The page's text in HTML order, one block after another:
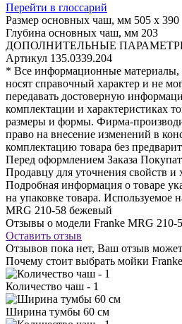
Перейти в глоссарий
Размер основных чаш, мм 505 х 390
Глубина основных чаш, мм 203
ДОПОЛНИТЕЛЬНЫЕ
Артикул 135.0339.204
* Все информационные материалы,
носят справочный характер и не
передавать достоверную
комплектации и характеристиках
размеры и формы. Фирма-
право на внесение изменений в
комплектацию товара без
Перед оформлением Заказа
Продавцу для уточнения свойств и
Подробная информация о товаре
на упаковке товара. Используемое
MRG 210-58 бежевый
Отзывы о модели Franke MRG 210-
Оставить отзыв
Отзывов пока нет, Ваш отзыв
Почему стоит выбрать мойки Franke
Количество чаш - 1
Ширина тумбы 60 см